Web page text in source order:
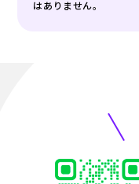
はありません。